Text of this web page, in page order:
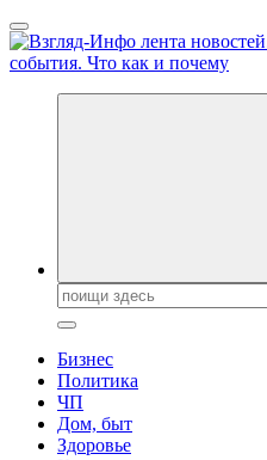
Перейти
к
содержанию
Обо всем и обо всех, что
Поиск:
Бизнес
Политика
ЧП
Дом, быт
Здоровье